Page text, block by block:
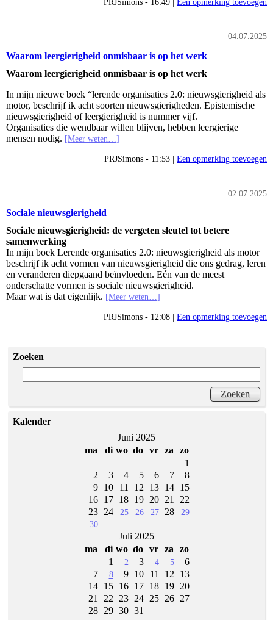
04.07.2025
Waarom leergierigheid onmisbaar is op het werk
Waarom leergierigheid onmisbaar is op het werk
In mijn nieuwe boek “lerende organisaties 2.0: nieuwsgierigheid als
motor, beschrijf ik acht soorten nieuwsgierigheden. Epistemische
nieuwsgierigheid of leergierigheid is nummer vijf.
Organisaties die wendbaar willen blijven, hebben leergierige
mensen nodig. [Meer weten…]
PRJSimons - 11:53 | Een opmerking toevoegen
02.07.2025
Sociale nieuwsgierigheid
Sociale nieuwsgierigheid: de vergeten sleutel tot betere
samenwerking
In mijn boek Lerende organisaties 2.0: nieuwsgierigheid als motor
beschrijf ik acht vormen van nieuwsgierigheid die ons gedrag, leren
en veranderen diepgaand beïnvloeden. Eén van de meest
onderschatte vormen is sociale nieuwsgierigheid.
Maar wat is dat eigenlijk. [Meer weten…]
PRJSimons - 12:08 | Een opmerking toevoegen
Zoeken
Kalender
Juni 2025
ma
di wo do vr za
zo
1
2
3 4 5 6 7
8
9
10 11 12 13 14
15
16
17 18 19 20 21
22
23
24 25 26 27 28
29
30
Juli 2025
ma
di wo do vr za
zo
1
2 3 4 5
6
7
8 9 10 11 12
13
14
15 16 17 18 19
20
21
22 23 24 25 26
27
28
29 30 31